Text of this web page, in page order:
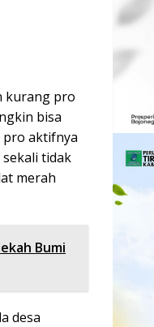
kurang pro
bisa
pro aktifnya
sekali tidak
merah
Bumi
desa